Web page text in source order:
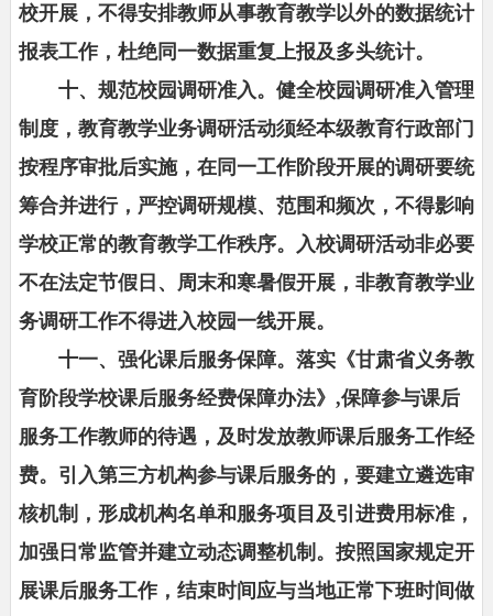
校开展，不得安排教师从事教育教学以外的数据统计
报表工作，杜绝同一数据重复上报及多头统计。
十、规范校园调研准入。健全校园调研准入管理
制度，教育教学业务调研活动须经本级教育行政部门
按程序审批后实施，在同一工作阶段开展的调研要统
筹合并进行，严控调研规模、范围和频次，不得影响
学校正常的教育教学工作秩序。入校调研活动非必要
不在法定节假日、周末和寒暑假开展，非教育教学业
务调研工作不得进入校园一线开展。
十一、强化课后服务保障。落实《甘肃省义务教
育阶段学校课后服务经费保障办法》,保障参与课后
服务工作教师的待遇，及时发放教师课后服务工作经
费。引入第三方机构参与课后服务的，要建立遴选审
核机制，形成机构名单和服务项目及引进费用标准，
加强日常监管并建立动态调整机制。按照国家规定开
展课后服务工作，结束时间应与当地正常下班时间做